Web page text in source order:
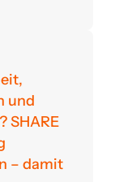
und
SHARE
– damit